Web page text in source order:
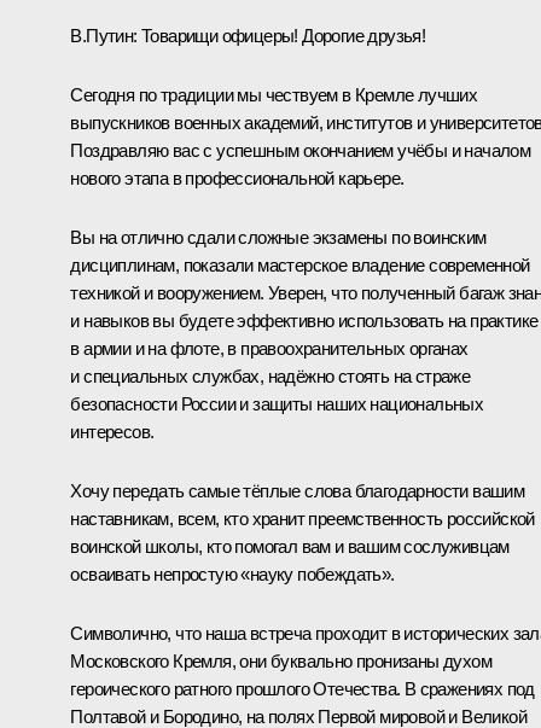
В.Путин: Товарищи офицеры! Дорогие друзья!
Сегодня по традиции мы чествуем в Кремле лучших
выпускников военных академий, институтов и
Поздравляю вас с успешным окончанием учёбы и началом
нового этапа в профессиональной карьере.
Вы на отлично сдали сложные экзамены по воинским
дисциплинам, показали мастерское владение современной
техникой и вооружением. Уверен, что полученный багаж
и навыков вы будете эффективно использовать на практике
в армии и на флоте, в правоохранительных органах
и специальных службах, надёжно стоять на страже
безопасности России и защиты наших национальных
интересов.
Хочу передать самые тёплые слова благодарности вашим
наставникам, всем, кто хранит преемственность российской
воинской школы, кто помогал вам и вашим сослуживцам
осваивать непростую «науку побеждать».
Символично, что наша встреча проходит в исторических
Московского Кремля, они буквально пронизаны духом
героического ратного прошлого Отечества. В сражениях под
Полтавой и Бородино, на полях Первой мировой и Великой